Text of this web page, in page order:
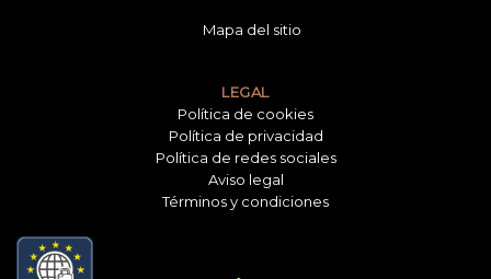
Mapa del sitio
LEGAL
Política de cookies
Política de privacidad
Política de redes sociales
Aviso legal
Términos y condiciones